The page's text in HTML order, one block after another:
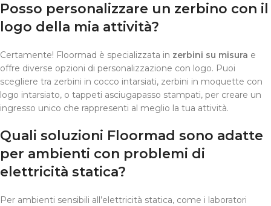
Posso personalizzare un zerbino con il
logo della mia attività?
Certamente! Floormad è specializzata in zerbini su misura e
offre diverse opzioni di personalizzazione con logo. Puoi
scegliere tra zerbini in cocco intarsiati, zerbini in moquette con
logo intarsiato, o tappeti asciugapasso stampati, per creare un
ingresso unico che rappresenti al meglio la tua attività.
Quali soluzioni Floormad sono adatte
per ambienti con problemi di
elettricità statica?
Per ambienti sensibili all’elettricità statica, come i laboratori